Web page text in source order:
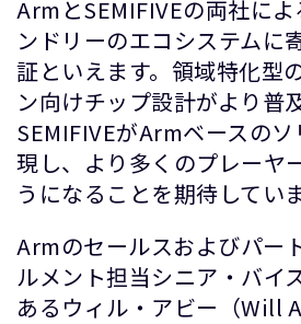
ArmとSEMIFIVEの両社に
ンドリーのエコシステムに
証といえます。領域特化型
ン向けチップ設計がより普
SEMIFIVEがArmベースの
現し、より多くのプレーヤ
うになることを期待してい
Armのセールスおよびパー
ルメント担当シニア・バイ
あるウィル・アビー（Will